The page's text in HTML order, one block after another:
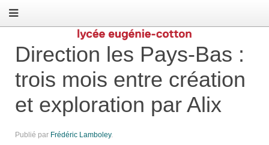
Direction les Pays-Bas :
trois mois entre création
et exploration par Alix
Publié par Frédéric Lamboley.